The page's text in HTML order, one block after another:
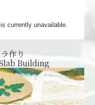
currently unavailable.
作り
Building